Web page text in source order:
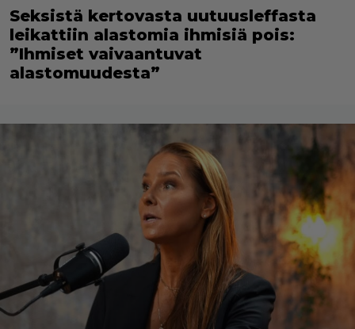
Seksistä kertovasta uutuusleffasta
leikattiin alastomia ihmisiä pois:
”Ihmiset vaivaantuvat
alastomuudesta”